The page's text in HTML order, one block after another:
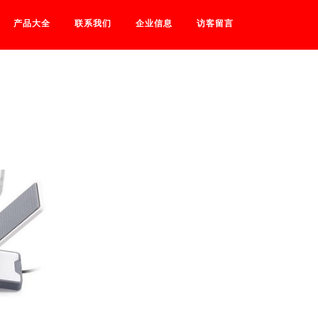
产品大全 联系我们 企业信息 访客留言